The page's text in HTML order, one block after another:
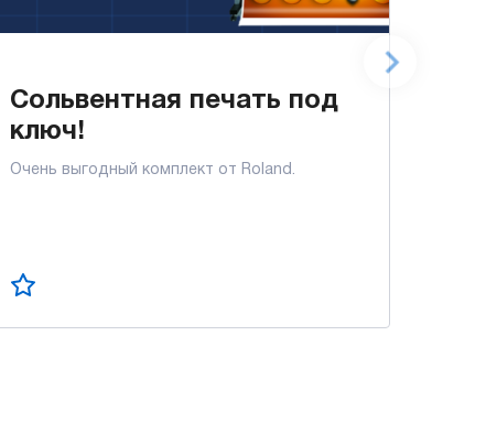
Сольвентная печать под
ключ!
Очень выгодный комплект от Roland.